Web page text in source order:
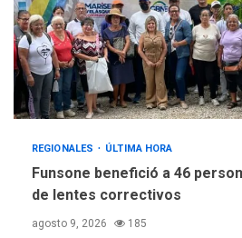
REGIONALES ÚLTIMA HORA
Funsone benefició a 46
de lentes correctivos
agosto 9, 2026 185